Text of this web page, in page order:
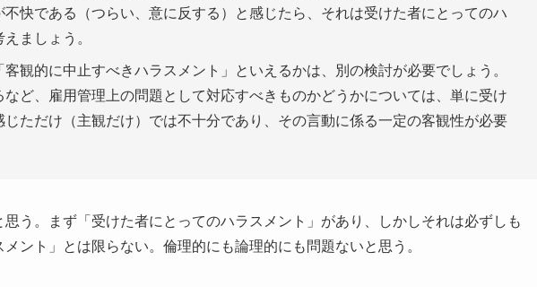
快である（つらい、意に反する）と感じたら、それは受けた者にとってのハ
ましょう。
観的に中止すべきハラスメント」といえるかは、別の検討が必要でしょう。
ど、雇用管理上の問題として対応すべきものかどうかについては、単に受け
ただけ（主観だけ）では不十分であり、その言動に係る一定の客観性が必要
う。まず「受けた者にとってのハラスメント」があり、しかしそれは必ずしも
メント」とは限らない。倫理的にも論理的にも問題ないと思う。